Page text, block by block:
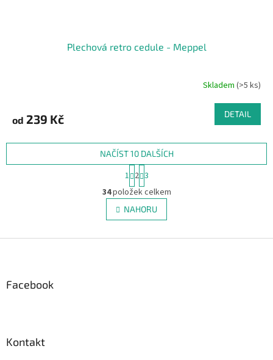
Plechová retro cedule - Meppel
Skladem (>5 ks)
od 239 Kč DETAIL
O
v
l
á
NAČÍST 10 DALŠÍCH
S
t
r
á
n
k
v
1 2 3
34položek celkem
NAHORU
Facebook
Kontakt